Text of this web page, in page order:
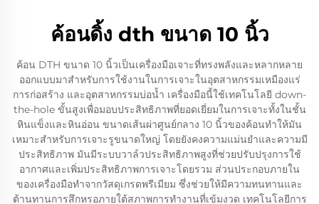
ค้อนดิ้ง dth ขนาด 10 นิ้ว
ค้อน DTH ขนาด 10 นิ้วเป็นเครื่องมือเจาะที่ทรงพลังและหลากหลาย
ออกแบบมาสำหรับการใช้งานในการเจาะในอุตสาหกรรมเหมืองแร่
การก่อสร้าง และอุตสาหกรรมบ่อน้ำ เครื่องมือนี้ใช้เทคโนโลยี down-
the-hole ขั้นสูงเพื่อมอบประสิทธิภาพที่ยอดเยี่ยมในการเจาะทั้งในชั้น
หินแข็งและหินอ่อน ขนาดเส้นผ่าศูนย์กลาง 10 นิ้วของค้อนทำให้มัน
เหมาะสำหรับการเจาะรูขนาดใหญ่ โดยยังคงความแม่นยำและความมี
ประสิทธิภาพ มันมีระบบวาล์วประสิทธิภาพสูงที่ช่วยปรับปรุงการใช้
อากาศและเพิ่มประสิทธิภาพการเจาะโดยรวม ส่วนประกอบภายใน
ของเครื่องมือทำจากวัสดุเกรดพรีเมียม ซึ่งช่วยให้มีความทนทานและ
ต้านทานการสึกหรอภายใต้สภาพการทำงานที่เข้มงวด เทคโนโลยีการ